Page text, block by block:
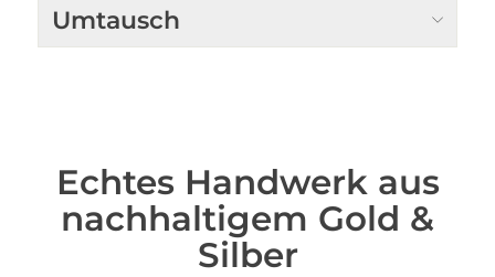
Umtausch
Echtes Handwerk aus
nachhaltigem Gold &
Silber